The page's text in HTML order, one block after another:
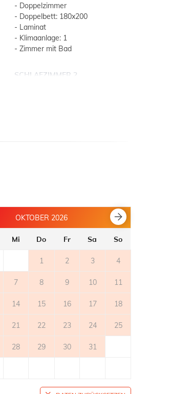
- Doppelzimmer
- Doppelbett: 180x200
- Laminat
- Klimaanlage: 1
- Zimmer mit Bad
SCHLAFZIMMER 2
OKTOBER 2026
Mi Do Fr Sa So
1 2 3 4
7 8 9 10 11
14 15 16 17 18
21 22 23 24 25
28 29 30 31